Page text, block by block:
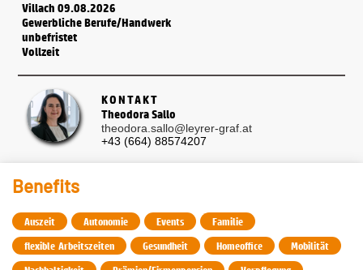
Villach 09.08.2026
Gewerbliche Berufe/Handwerk
unbefristet
Vollzeit
KONTAKT
Theodora Sallo
theodora.sallo@leyrer-graf.at
+43 (664) 88574207
Benefits
Auszeit Autonomie Events
Familie
flexible Arbeitszeiten
Gesundheit Homeoffice
Mobilität